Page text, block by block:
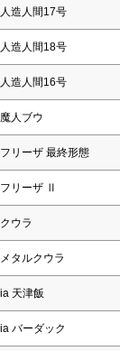
造人間17号
造人間18号
造人間16号
人ブウ
リーザ 最終形態
リーザ Ⅱ
ウラ
タルクウラ
天津飯
バーダック